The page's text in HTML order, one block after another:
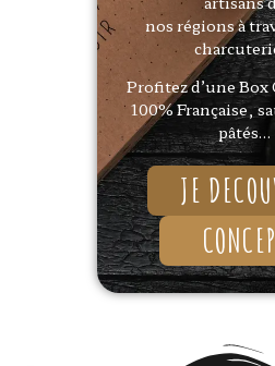
nos régions à
Profitez d’une
100% Française,
pâtés…
JE